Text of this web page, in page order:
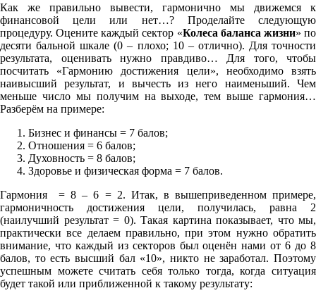
Как же правильно вывести, гармонично мы движемся к
финансовой цели или нет…? Проделайте следующую
процедуру. Оцените каждый сектор «Колеса баланса жизни» по
десяти бальной шкале (0 – плохо; 10 – отлично). Для точности
результата, оценивать нужно правдиво… Для того, чтобы
посчитать «Гармонию достижения цели», необходимо взять
наивысший результат, и вычесть из него наименьший. Чем
меньше число мы получим на выходе, тем выше гармония…
Разберём на примере:
Бизнес и финансы = 7 балов;
Отношения = 6 балов;
Духовность = 8 балов;
Здоровье и физическая форма = 7 балов.
Гармония = 8 – 6 = 2. Итак, в вышеприведенном примере,
гармоничность достижения цели, получилась, равна 2
(наилучший результат = 0). Такая картина показывает, что мы,
практически все делаем правильно, при этом нужно обратить
внимание, что каждый из секторов был оценён нами от 6 до 8
балов, то есть высший бал «10», никто не заработал. Поэтому
успешным можете считать себя только тогда, когда ситуация
будет такой или приближенной к такому результату: